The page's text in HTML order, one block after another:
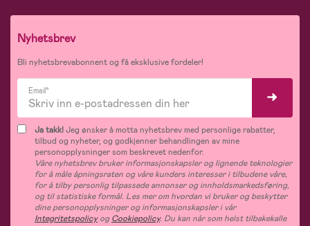
Nyhetsbrev
Bli nyhetsbrevabonnent og få eksklusive fordeler!
Email*
Ja takk!Jeg ønsker å motta nyhetsbrev med personlige rabatter,
tilbud og nyheter, og godkjenner behandlingen av mine
personopplysninger som beskrevet nedenfor.
Våre nyhetsbrev bruker informasjonskapsler og lignende teknologier
for å måle åpningsraten og våre kunders interesser i tilbudene våre,
for å tilby personlig tilpassede annonser og innholdsmarkedsføring,
og til statistiske formål. Les mer om hvordan vi bruker og beskytter
dine personopplysninger og informasjonskapsler i vår
IntegritetspolicyogCookiepolicy. Du kan når som helst tilbakekalle